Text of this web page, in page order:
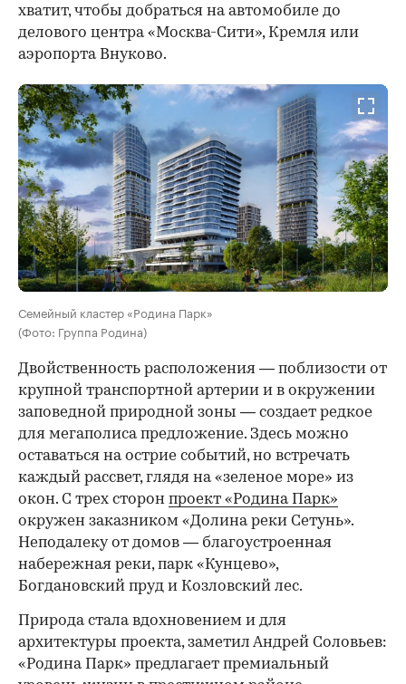
хватит, чтобы добраться на автомобиле до
делового центра «Москва-Сити», Кремля или
аэропорта Внуково.
Семейный кластер «Родина Парк»
(Фото: Группа Родина)
Двойственность расположения — поблизости от
крупной транспортной артерии и в окружении
заповедной природной зоны — создает редкое
для мегаполиса предложение. Здесь можно
оставаться на острие событий, но встречать
каждый рассвет, глядя на «зеленое море» из
окон. С трех сторон проект «Родина Парк»
окружен заказником «Долина реки Сетунь».
Неподалеку от домов — благоустроенная
набережная реки, парк «Кунцево»,
Богдановский пруд и Козловский лес.
Природа стала вдохновением и для
архитектуры проекта, заметил Андрей Соловьев:
«Родина Парк» предлагает премиальный